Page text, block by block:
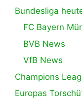
Bundesliga
FC Bayern
BVB News
VfB News
Champions
Europas